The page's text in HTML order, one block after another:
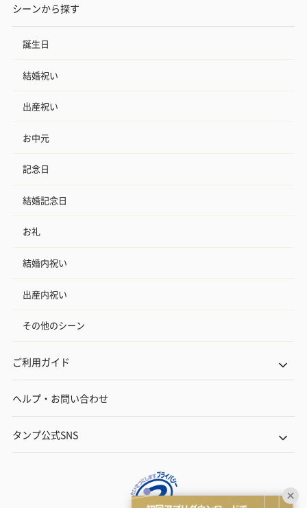
シーンから探す
誕生日
結婚祝い
出産祝い
お中元
記念日
結婚記念日
お礼
結婚内祝い
出産内祝い
その他のシーン
ご利用ガイド
ヘルプ・お問い合わせ
タンプ公式SNS